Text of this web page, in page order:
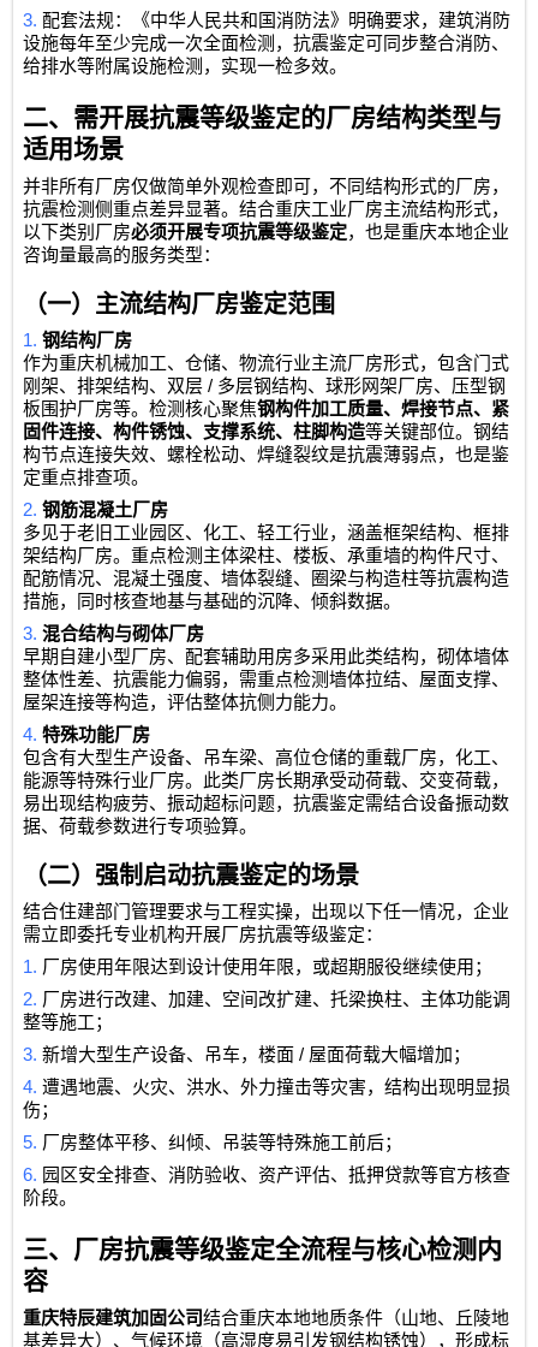
3.配套法规：《中华人民共和国消防法》明确要求，建筑消防
设施每年至少完成一次全面检测，抗震鉴定可同步整合消防、
给排水等附属设施检测，实现一检多效。
二、需开展抗震等级鉴定的厂房结构类型与
适用场景
并非所有厂房仅做简单外观检查即可，不同结构形式的厂房，
抗震检测侧重点差异显著。结合重庆工业厂房主流结构形式，
以下类别厂房必须开展专项抗震等级鉴定，也是重庆本地企业
咨询量最高的服务类型：
（一）主流结构厂房鉴定范围
1.钢结构厂房
作为重庆机械加工、仓储、物流行业主流厂房形式，包含门式
刚架、排架结构、双层 / 多层钢结构、球形网架厂房、压型钢
板围护厂房等。检测核心聚焦钢构件加工质量、焊接节点、紧
固件连接、构件锈蚀、支撑系统、柱脚构造等关键部位。钢结
构节点连接失效、螺栓松动、焊缝裂纹是抗震薄弱点，也是鉴
定重点排查项。
2.钢筋混凝土厂房
多见于老旧工业园区、化工、轻工行业，涵盖框架结构、框排
架结构厂房。重点检测主体梁柱、楼板、承重墙的构件尺寸、
配筋情况、混凝土强度、墙体裂缝、圈梁与构造柱等抗震构造
措施，同时核查地基与基础的沉降、倾斜数据。
3.混合结构与砌体厂房
早期自建小型厂房、配套辅助用房多采用此类结构，砌体墙体
整体性差、抗震能力偏弱，需重点检测墙体拉结、屋面支撑、
屋架连接等构造，评估整体抗侧力能力。
4.特殊功能厂房
包含有大型生产设备、吊车梁、高位仓储的重载厂房，化工、
能源等特殊行业厂房。此类厂房长期承受动荷载、交变荷载，
易出现结构疲劳、振动超标问题，抗震鉴定需结合设备振动数
据、荷载参数进行专项验算。
（二）强制启动抗震鉴定的场景
结合住建部门管理要求与工程实操，出现以下任一情况，企业
需立即委托专业机构开展厂房抗震等级鉴定：
1. 厂房使用年限达到设计使用年限，或超期服役继续使用；
2. 厂房进行改建、加建、空间改扩建、托梁换柱、主体功能调
整等施工；
3.新增大型生产设备、吊车，楼面 / 屋面荷载大幅增加；
4.遭遇地震、火灾、洪水、外力撞击等灾害，结构出现明显损
伤；
5. 厂房整体平移、纠倾、吊装等特殊施工前后；
6. 园区安全排查、消防验收、资产评估、抵押贷款等官方核查
阶段。
三、厂房抗震等级鉴定全流程与核心检测内
容
重庆特辰建筑加固公司结合重庆本地地质条件（山地、丘陵地
基差异大）、气候环境（高湿度易引发钢结构锈蚀），形成标